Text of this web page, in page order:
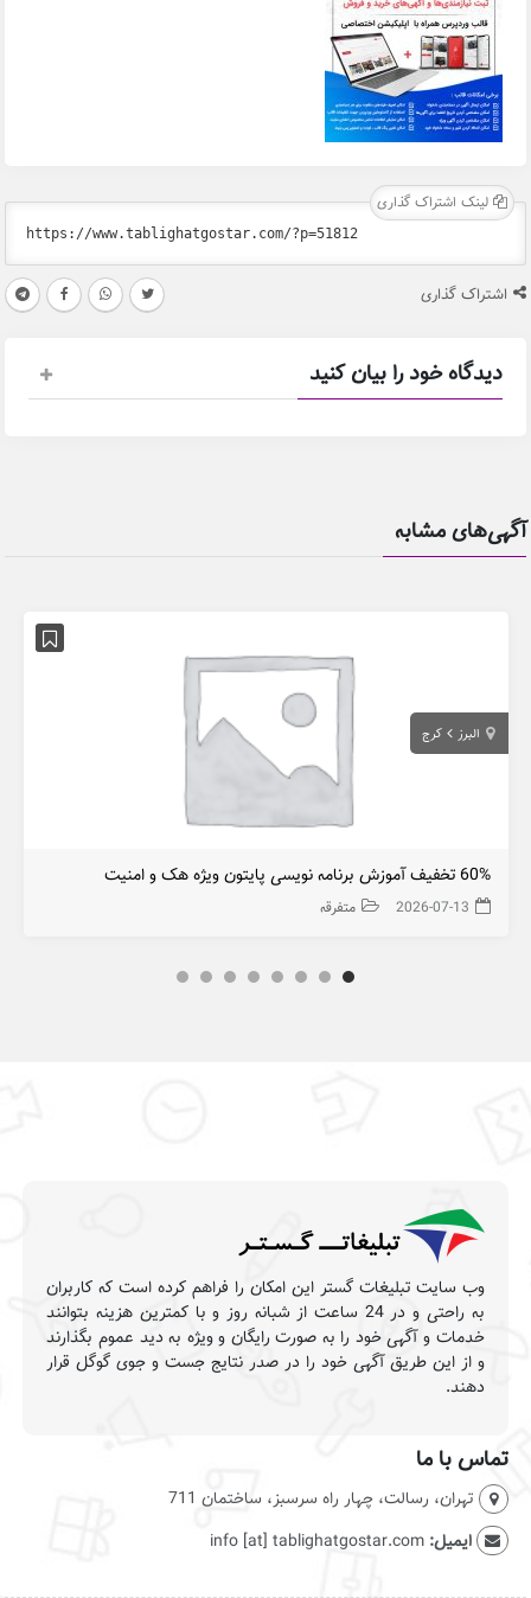
لینک اشتراک گذاری
اشتراک گذاری
دیدگاه خود را بیان کنید
آگهی‌های مشابه
البرز کرج
60% تخفیف آموزش برنامه نویسی پایتون ویژه هک و امنیت
2026-07-13 متفرقه
وب سایت تبلیغات گستر این امکان را فراهم کرده است که کاربران
به راحتی و در 24 ساعت از شبانه روز و با کمترین هزینه بتوانند
خدمات و آگهی خود را به صورت رایگان و ویژه به دید عموم بگذارند
و از این طریق آگهی خود را در صدر نتایج جست و جوی گوگل قرار
دهند.
تماس با ما
تهران، رسالت، چهار راه سرسبز، ساختمان 711
ایمیل:info [at] tablighatgostar.com